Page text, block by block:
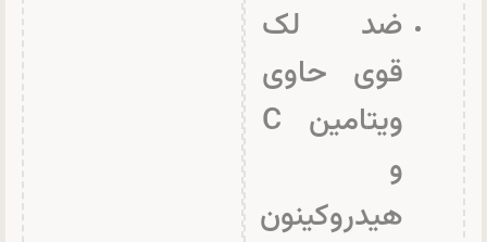
ضد لک
قوی حاوی
ویتامین C
و
هیدروکینون